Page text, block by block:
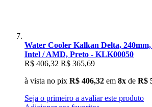
Water Cooler Kalkan Delta,
Intel / AMD, Preto - KLK00050
R$ 406,32 R$ 365,69
à vista no pix R$ 406,32 em 8x de R$
Seja o primeiro a avaliar este produto